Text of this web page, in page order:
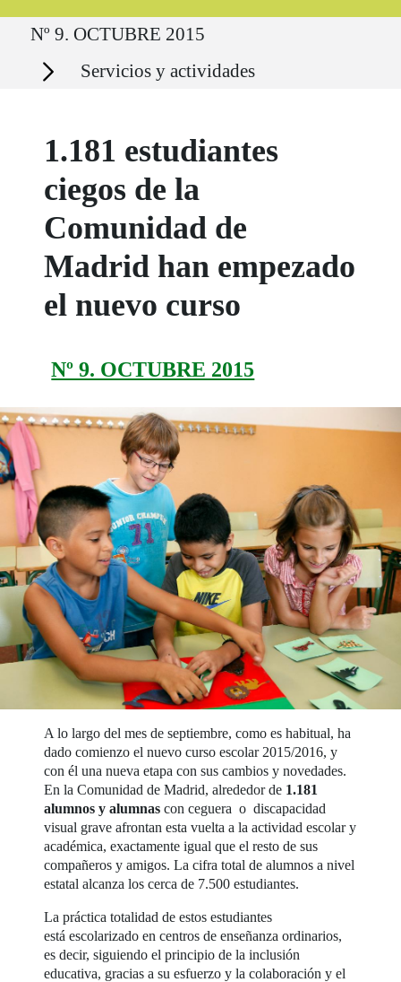
Ruta del sitio
Nº 9. OCTUBRE 2015
Secciones Servicios y actividades
1.181 estudiantes
ciegos de la
Comunidad de
Madrid han empezado
el nuevo curso
Nº 9. OCTUBRE 2015
A lo largo del mes de septiembre, como es habitual, ha
dado comienzo el nuevo curso escolar 2015/2016, y
con él una nueva etapa con sus cambios y novedades.
En la Comunidad de Madrid, alrededor de 1.181
alumnos y alumnascon ceguera o discapacidad
visual grave afrontan esta vuelta a la actividad escolar y
académica, exactamente igual que el resto de sus
compañeros y amigos. La cifra total de alumnos a nivel
estatal alcanza los cerca de 7.500 estudiantes.
La práctica totalidad de estos estudiantes
está escolarizado en centros de enseñanza ordinarios,
es decir, siguiendo el principio de la inclusión
educativa, gracias a su esfuerzo y la colaboración y el